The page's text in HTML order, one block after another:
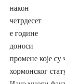
након
четрдесет
е године
доноси
промене које су
хормонског